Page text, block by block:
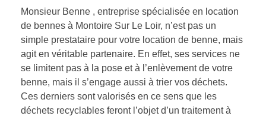
Monsieur Benne , entreprise spécialisée en location
de bennes à Montoire Sur Le Loir, n’est pas un
simple prestataire pour votre location de benne, mais
agit en véritable partenaire. En effet, ses services ne
se limitent pas à la pose et à l’enlèvement de votre
benne, mais il s’engage aussi à trier vos déchets.
Ces derniers sont valorisés en ce sens que les
déchets recyclables feront l’objet d’un traitement à